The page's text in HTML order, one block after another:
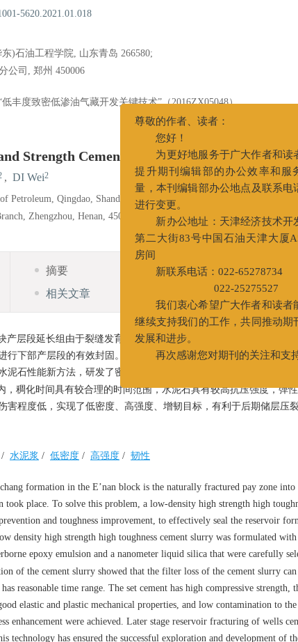
5620.2021.01.018
)石油工程学院, 山东青岛 266580;
公司, 郑州 450006
丰度致密低渗油气藏开发关键技术”（2016ZX05048）
Strength Cement Slurry for Fractured
, DI Wei2
Petroleum, Qingdao, Shandong 266580;
Zhengzhou, Henan, 450006
摘要 HTML全文
相关文章
施引文献(9)
产层段延长组由于裂缝发育而导致的固井过程中水泥浆易漏易污染
行下部产层段的有效封固。通过研发出塑性减轻剂，优选出适合固
泥石性能新方法，研发了密度为1.65 g/cm
环氧树脂-纳米液硅低密
，稠化时间具有较合理的时间范围，水泥石具有较高抗压强度，弹
害程度低，实现了低密度、高强度、增韧目标，有利于后期储层压
/ 水泥浆 / 低密度 / 高强度 / 韧性
formation in the E’nan block is the naturally fractured pay zone
took place. To solve this problem, a low-density high strength high
and toughness improvement, to effectively seal the reservoir
density high strength high toughness cement slurry was formulated
epoxy emulsion and a nanometer liquid silica that were carefully
of the cement slurry showed that the filter loss of the cement slurry
reasonable time range. The set cement has high compressive strength,
elastic and plastic mechanical properties, and low contamination to
enhancement were achieved. Later stage reservoir fracturing of wells
technology has ensured the successful exploration and development of
尊敬的作者、读者：
您好！
为更好地服务于广大作者和读者
提升期刊编辑部的办公效率和服务
量，本刊编辑部办公地点及联系电话已
进行变更。
新办公地址：天津经济技术开发
第二大街83号中国石油天津大厦A517
新联系电话：022-65278734
022-25275527
我们衷心希望广大作者和读者能
继续支持我们的工作，共同推动期刊的
发展和进步。